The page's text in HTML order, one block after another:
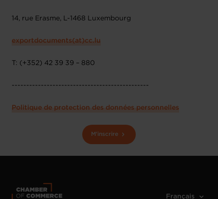
14, rue Erasme, L-1468 Luxembourg
exportdocuments(at)cc.lu
T: (+352) 42 39 39 – 880
-----------------------------------------------
Politique de protection des données personnelles
M'inscrire